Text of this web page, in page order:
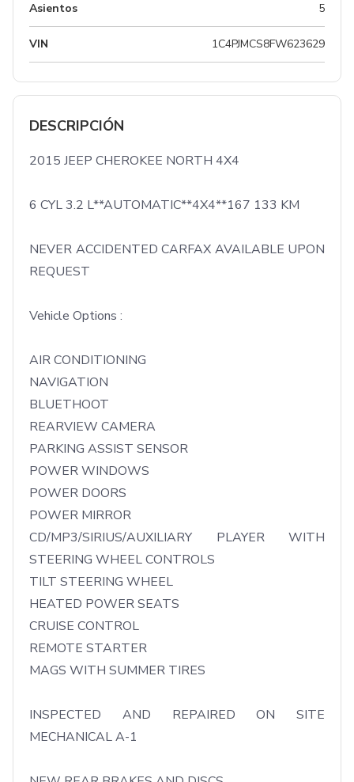
Asientos 5
VIN 1C4PJMCS8FW623629
DESCRIPCIÓN
2015 JEEP CHEROKEE NORTH 4X4
6 CYL 3.2 L**AUTOMATIC**4X4**167 133 KM
NEVER ACCIDENTED CARFAX AVAILABLE UPON
REQUEST
Vehicle Options :
AIR CONDITIONING
NAVIGATION
BLUETHOOT
REARVIEW CAMERA
PARKING ASSIST SENSOR
POWER WINDOWS
POWER DOORS
POWER MIRROR
CD/MP3/SIRIUS/AUXILIARY PLAYER WITH
STEERING WHEEL CONTROLS
TILT STEERING WHEEL
HEATED POWER SEATS
CRUISE CONTROL
REMOTE STARTER
MAGS WITH SUMMER TIRES
INSPECTED AND REPAIRED ON SITE
MECHANICAL A-1